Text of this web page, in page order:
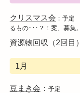
クリスマス会 ：予定
るもの･･･？！案、募集。
資源物回収（2回目）
1月
豆まき会 ： 予定